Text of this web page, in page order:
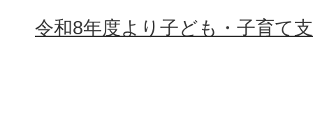
令和8年度より子ども・子育て